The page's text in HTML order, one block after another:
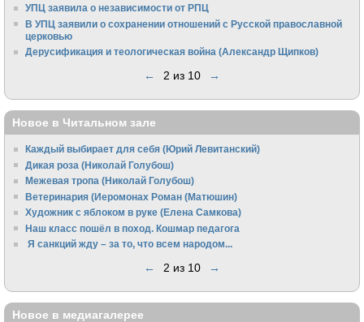
УПЦ заявила о независимости от РПЦ
В УПЦ заявили о сохранении отношений с Русской православной
церковью
Дерусификация и теологическая война (Александр Щипков)
← 2 из 10 →
Новое в Читальном зале
Каждый выбирает для себя (Юрий Левитанский)
Дикая роза (Николай Голубош)
Межевая тропа (Николай Голубош)
Ветеринария (Иеромонах Роман (Матюшин)
Художник с яблоком в руке (Елена Самкова)
Наш класс пошёл в поход. Кошмар педагога
Я санкций жду – за то, что всем народом...
← 2 из 10 →
Новое в медиагалерее